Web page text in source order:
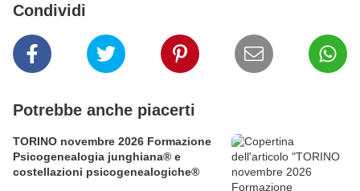
Condividi
Potrebbe anche piacerti
TORINO novembre 2026 Formazione
Psicogenealogia junghiana® e
costellazioni psicogenealogiche®